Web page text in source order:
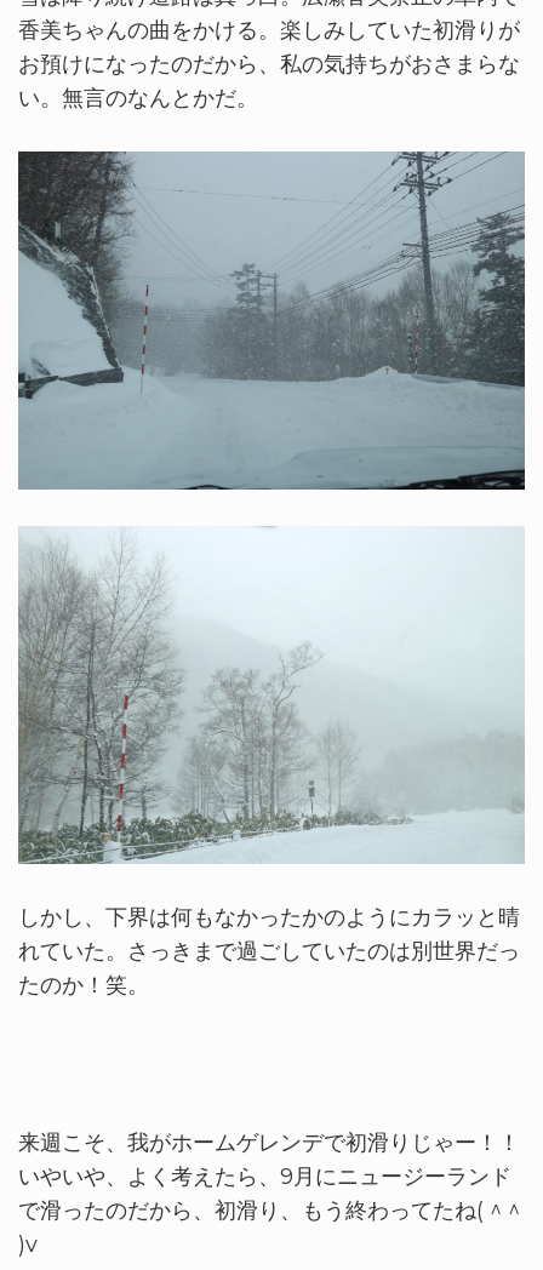
香美ちゃんの曲をかける。楽しみしていた初滑りが
お預けになったのだから、私の気持ちがおさまらな
い。無言のなんとかだ。
しかし、下界は何もなかったかのようにカラッと晴
れていた。さっきまで過ごしていたのは別世界だっ
たのか！笑。
来週こそ、我がホームゲレンデで初滑りじゃー！！
いやいや、よく考えたら、9月にニュージーランド
で滑ったのだから、初滑り、もう終わってたね( ^ ^
)v